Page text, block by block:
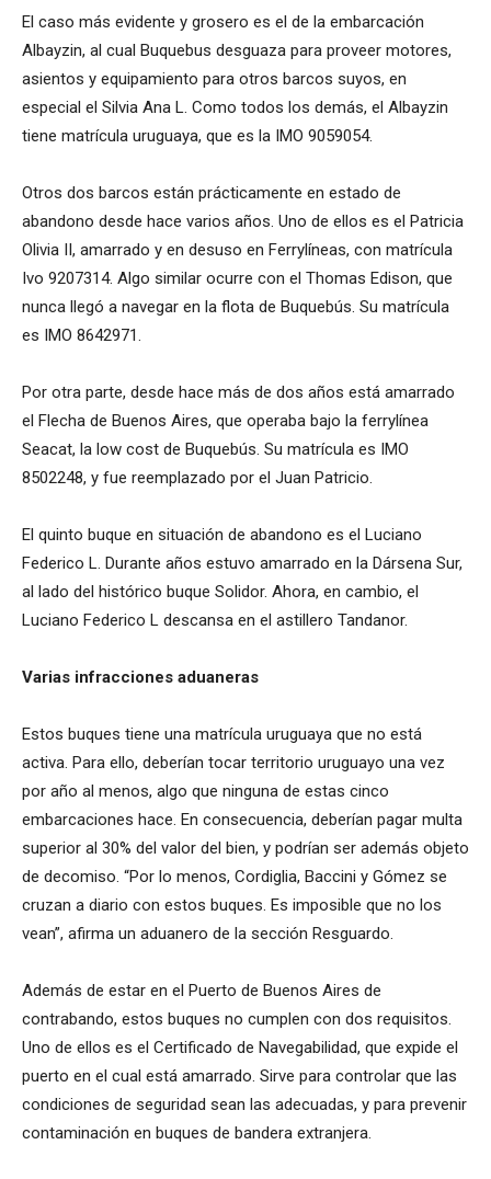
El caso más evidente y grosero es el de la embarcación
Albayzin, al cual Buquebus desguaza para proveer motores,
asientos y equipamiento para otros barcos suyos, en
especial el Silvia Ana L. Como todos los demás, el Albayzin
tiene matrícula uruguaya, que es la IMO 9059054.
Otros dos barcos están prácticamente en estado de
abandono desde hace varios años. Uno de ellos es el Patricia
Olivia II, amarrado y en desuso en Ferrylíneas, con matrícula
Ivo 9207314. Algo similar ocurre con el Thomas Edison, que
nunca llegó a navegar en la flota de Buquebús. Su matrícula
es IMO 8642971.
Por otra parte, desde hace más de dos años está amarrado
el Flecha de Buenos Aires, que operaba bajo la ferrylínea
Seacat, la low cost de Buquebús. Su matrícula es IMO
8502248, y fue reemplazado por el Juan Patricio.
El quinto buque en situación de abandono es el Luciano
Federico L. Durante años estuvo amarrado en la Dársena Sur,
al lado del histórico buque Solidor. Ahora, en cambio, el
Luciano Federico L descansa en el astillero Tandanor.
Varias infracciones aduaneras
Estos buques tiene una matrícula uruguaya que no está
activa. Para ello, deberían tocar territorio uruguayo una vez
por año al menos, algo que ninguna de estas cinco
embarcaciones hace. En consecuencia, deberían pagar multa
superior al 30% del valor del bien, y podrían ser además objeto
de decomiso. “Por lo menos, Cordiglia, Baccini y Gómez se
cruzan a diario con estos buques. Es imposible que no los
vean”, afirma un aduanero de la sección Resguardo.
Además de estar en el Puerto de Buenos Aires de
contrabando, estos buques no cumplen con dos requisitos.
Uno de ellos es el Certificado de Navegabilidad, que expide el
puerto en el cual está amarrado. Sirve para controlar que las
condiciones de seguridad sean las adecuadas, y para prevenir
contaminación en buques de bandera extranjera.